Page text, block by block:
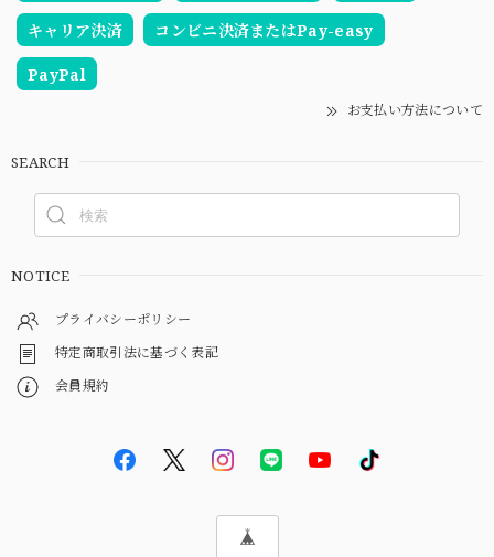
キャリア決済 コンビニ決済またはPay-easy
PayPal
お支払い方法について
SEARCH
NOTICE
プライバシーポリシー
特定商取引法に基づく表記
会員規約